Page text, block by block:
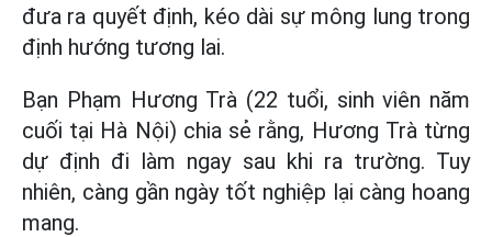
đưa ra quyết định, kéo dài sự mông lung trong
định hướng tương lai.
Bạn Phạm Hương Trà (22 tuổi, sinh viên năm
cuối tại Hà Nội) chia sẻ rằng, Hương Trà từng
dự định đi làm ngay sau khi ra trường. Tuy
nhiên, càng gần ngày tốt nghiệp lại càng hoang
mang.